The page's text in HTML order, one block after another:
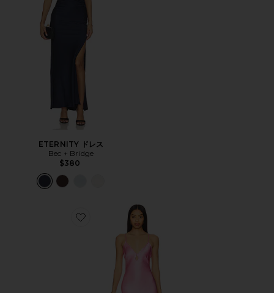
ETERNITY ドレス
Bec + Bridge
$380
Favorite CEDAR CITY マキシドレス